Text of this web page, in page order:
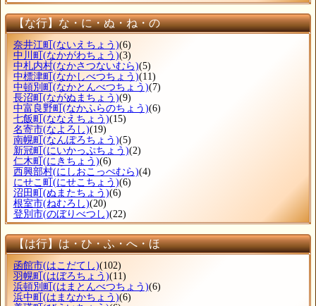
【な行】な・に・ぬ・ね・の
奈井江町 (ないえちょう)(6)
中川町 (なかがわちょう)(3)
中札内村(なかさつないむら)(5)
中標津町 (なかしべつちょう)(11)
中頓別町 (なかとんべつちょう)(7)
長沼町 (ながぬまちょう)(9)
中富良野町 (なかふらのちょう)(6)
七飯町 (ななえちょう)(15)
名寄市(なよろし)(19)
南幌町 (なんぽろちょう)(5)
新冠町 (にいかっぷちょう)(2)
仁木町 (にきちょう)(6)
西興部村(にしおこっぺむら)(4)
にせこ町 (にせこちょう)(6)
沼田町 (ぬまたちょう)(6)
根室市(ねむろし)(20)
登別市(のぼりべつし)(22)
【は行】は・ひ・ふ・へ・ほ
函館市(はこだてし)(102)
羽幌町 (はぼろちょう)(11)
浜頓別町 (はまとんべつちょう)(6)
浜中町 (はまなかちょう)(6)